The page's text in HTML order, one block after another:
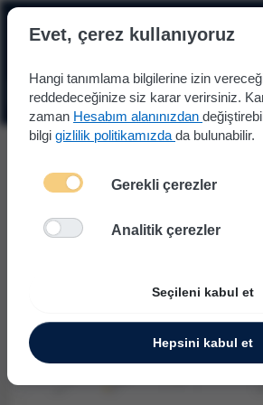
☰
Evet, çerez kullanıyoruz
Hangi tanımlama bilgilerine izin
reddedeceğinize siz karar verirsiniz.
zaman Hesabım alanınızdan
bilgi gizlilik politikamızda da bulunabilir.
Gerekli çerezler
Analitik çerezler
Seçileni kabul et
Hepsini kabul et